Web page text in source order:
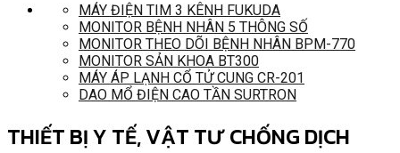
MÁY ĐIỆN TIM 3 KÊNH FUKUDA
MONITOR BỆNH NHÂN 5 THÔNG SỐ
MONITOR THEO DÕI BỆNH NHÂN BPM-770
MONITOR SẢN KHOA BT300
MÁY ÁP LẠNH CỔ TỬ CUNG CR-201
DAO MỔ ĐIỆN CAO TẦN SURTRON
THIẾT BỊ Y TẾ, VẬT TƯ CHỐNG DỊCH